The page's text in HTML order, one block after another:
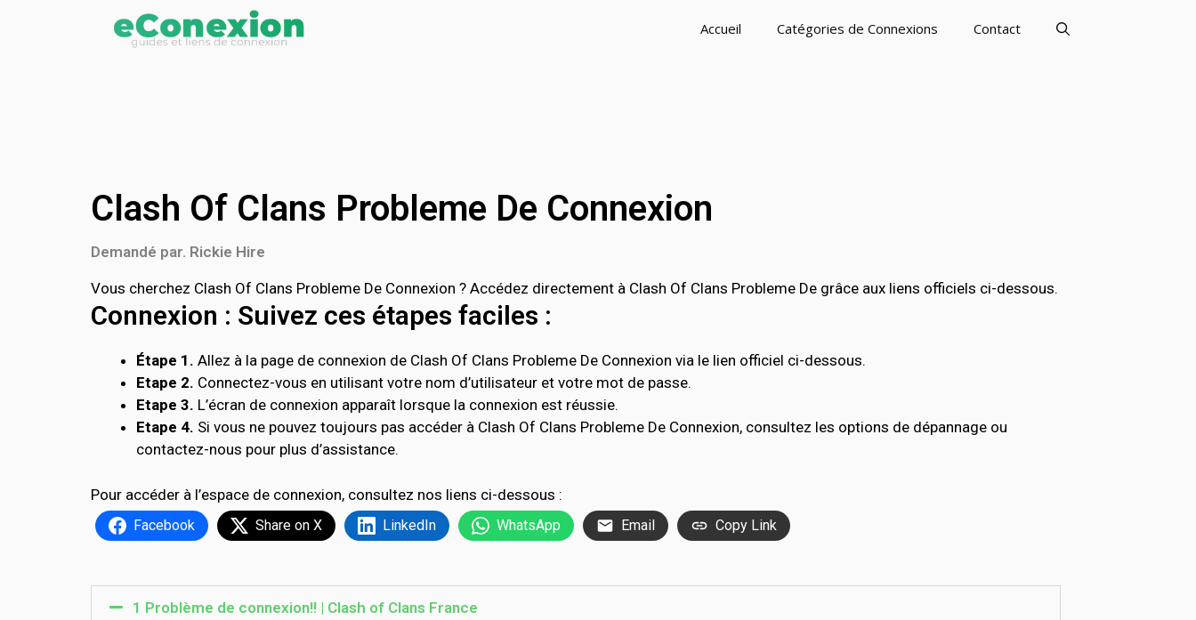
Accueil Catégories de Connexions Contact
Clash Of Clans Probleme De Connexion
Demandé par. Rickie Hire
Vous cherchez Clash Of Clans Probleme De Connexion ? Accédez directement à Clash Of Clans Probleme De grâce aux liens officiels ci-dessous.
Connexion : Suivez ces étapes faciles :
Étape 1. Allez à la page de connexion de Clash Of Clans Probleme De Connexion via le lien officiel ci-dessous.
Etape 2. Connectez-vous en utilisant votre nom d’utilisateur et votre mot de passe.
Etape 3. L’écran de connexion apparaît lorsque la connexion est réussie.
Etape 4. Si vous ne pouvez toujours pas accéder à Clash Of Clans Probleme De Connexion, consultez les options de dépannage ou
contactez-nous pour plus d’assistance.
Pour accéder à l’espace de connexion, consultez nos liens ci-dessous :
Facebook Share on X LinkedIn WhatsApp Email Copy Link
1 Problème de connexion!! | Clash of Clans France